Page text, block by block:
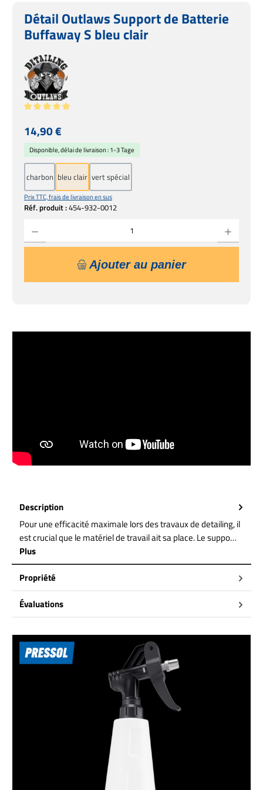
Détail Outlaws Support de Batterie
Buffaway S bleu clair
Prix régulier :
14,90 €
Prix TTC, frais de livraison en sus
Réf. produit :454-932-0012
Disponible, délai de livraison : 1-3 Tage
charbon bleu clair vert spécial
Ajouter au panier
Description
Pour une efficacité maximale lors des travaux de detailing, il
est crucial que le matériel de travail ait sa place. Le suppo…
Plus
Propriété
Évaluations